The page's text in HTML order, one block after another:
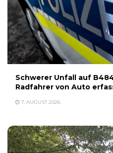
Schwerer Unfall auf
Radfahrer von Auto
7. AUGUST 2026